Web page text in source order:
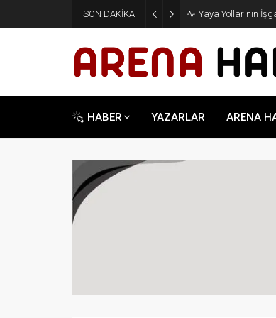
SON DAKİKA Yaya Yollarının
HABER YAZARLAR ARENA